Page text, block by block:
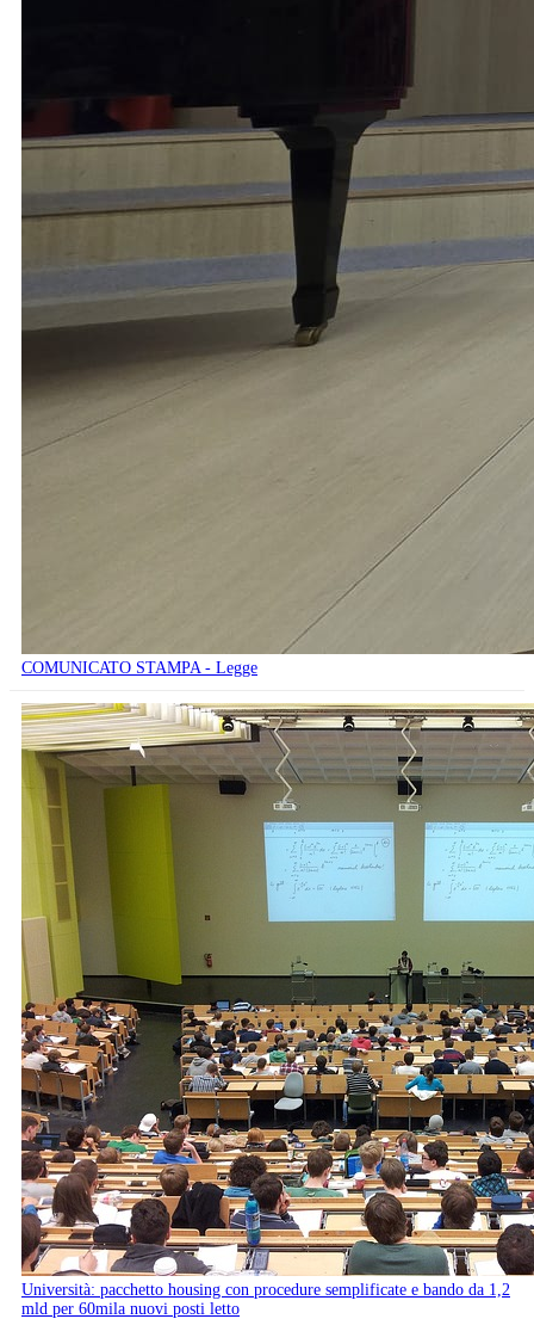
COMUNICATO STAMPA - Legge
Università: pacchetto housing con procedure semplificate e bando da 1,2
mld per 60mila nuovi posti letto